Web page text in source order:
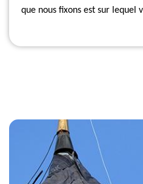
que nous fixons est sur lequel